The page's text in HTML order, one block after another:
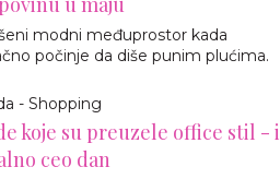
modni međuprostor kada
počinje da diše punim plućima.
- Shopping
koje su preuzele office stil - i
ceo dan